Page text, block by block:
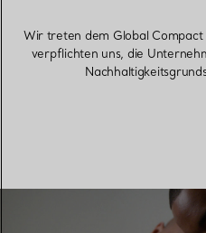
Wir treten dem Global
verpflichten uns, die